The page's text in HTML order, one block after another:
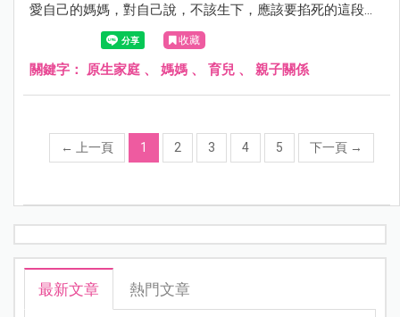
愛自己的媽媽，對自己說，不該生下，應該要掐死的這段
話，心裡是該怎麼承受？而孩子面對著父母的爭吵，這不是
卡通不是電視劇，是真實的在生活上演，孩子也承受著這氛
圍與承受著媽媽的負面情緒。
收藏
關鍵字： 原生家庭 、 媽媽 、 育兒 、 親子關係
← 上一頁 1 2 3 4 5 下一頁 →
最新文章 熱門文章